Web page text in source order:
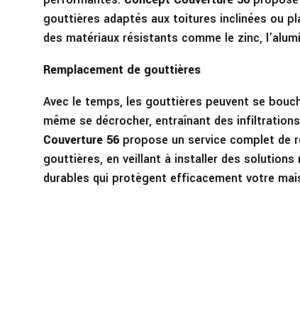
gouttières adaptés aux toitures inclinées ou
des matériaux résistants comme le zinc,
Remplacement de gouttières
Avec le temps, les gouttières peuvent se
même se décrocher, entraînant des infiltrations
Couverture 56propose un service complet de
gouttières, en veillant à installer des solutions
durables qui protègent efficacement votre